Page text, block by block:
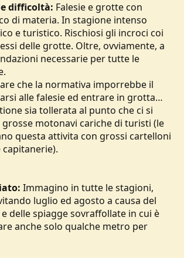
difficoltà: Falesie e grotte con
di materia. In stagione intenso
e turistico. Rischiosi gli incroci coi
delle grotte. Oltre, ovviamente, a
necessarie per tutte le
che la normativa imporrebbe il
alle falesie ed entrare in grotta…
sia tollerata al punto che ci si
motonavi cariche di turisti (le
questa attivita con grossi cartelloni
capitanerie).
Immagino in tutte le stagioni,
luglio ed agosto a causa del
delle spiagge sovraffollate in cui è
anche solo qualche metro per